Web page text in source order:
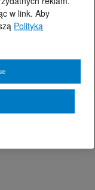
w link. Aby
Polityką